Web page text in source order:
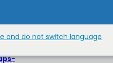
and do not switch language